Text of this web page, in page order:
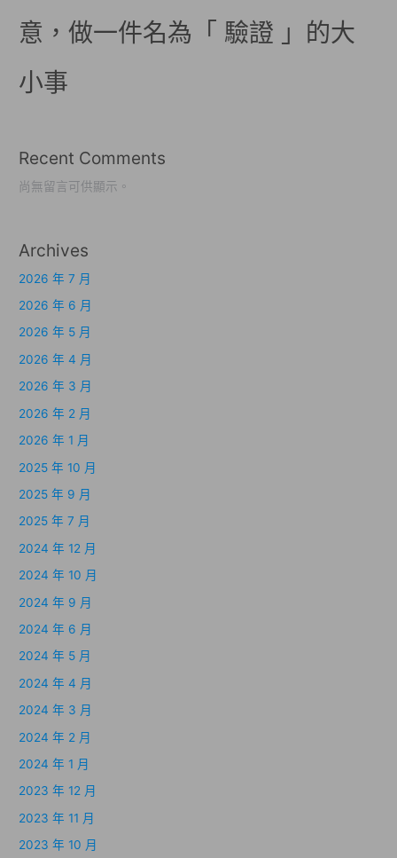
意，做一件名為「 驗證 」的大
小事
Recent Comments
尚無留言可供顯示。
Archives
2026 年 7 月
2026 年 6 月
2026 年 5 月
2026 年 4 月
2026 年 3 月
2026 年 2 月
2026 年 1 月
2025 年 10 月
2025 年 9 月
2025 年 7 月
2024 年 12 月
2024 年 10 月
2024 年 9 月
2024 年 6 月
2024 年 5 月
2024 年 4 月
2024 年 3 月
2024 年 2 月
2024 年 1 月
2023 年 12 月
2023 年 11 月
2023 年 10 月